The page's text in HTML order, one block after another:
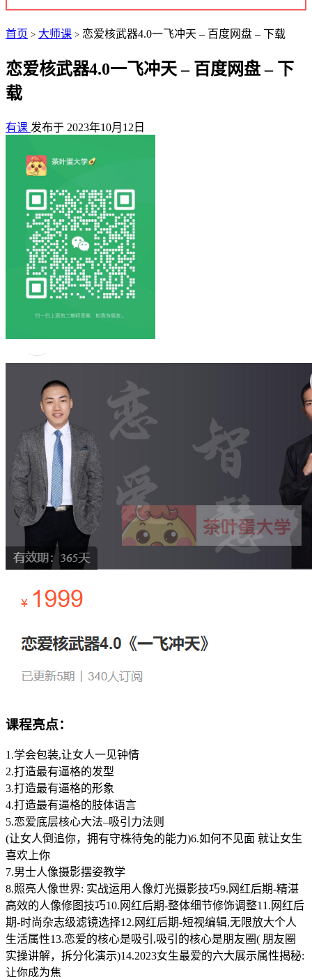
首页 > 大师课 > 恋爱核武器4.0一飞冲天 – 百度网盘 – 下载
恋爱核武器4.0一飞冲天 – 百度网盘 – 下
载
有课 发布于 2023年10月12日
课程亮点：
1.学会包装,让女人一见钟情
2.打造最有逼格的发型
3.打造最有逼格的形象
4.打造最有逼格的肢体语言
5.恋爱底层核心大法–吸引力法则
(让女人倒追你，拥有守株待兔的能力)6.如何不见面 就让女生
喜欢上你
7.男士人像摄影摆姿教学
8.照亮人像世界: 实战运用人像灯光摄影技巧9.网红后期-精湛
高效的人像修图技巧10.网红后期-整体细节修饰调整11.网红后
期-时尚杂志级滤镜选择12.网红后期-短视编辑,无限放大个人
生活属性13.恋爱的核心是吸引,吸引的核心是朋友圈( 朋友圈
实操讲解，拆分化演示)14.2023女生最爱的六大展示属性揭秘:
让你成为焦